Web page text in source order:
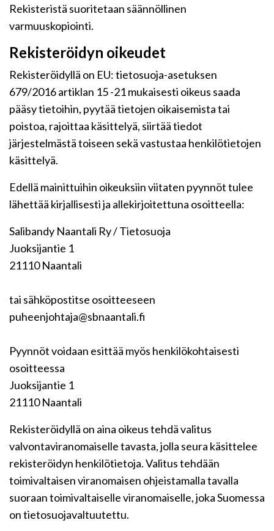
Rekisteristä suoritetaan säännöllinen
varmuuskopiointi.
Rekisteröidyn oikeudet
Rekisteröidyllä on EU: tietosuoja-asetuksen
679/2016 artiklan 15 -21 mukaisesti oikeus saada
pääsy tietoihin, pyytää tietojen oikaisemista tai
poistoa, rajoittaa käsittelyä, siirtää tiedot
järjestelmästä toiseen sekä vastustaa henkilötietojen
käsittelyä.
Edellä mainittuihin oikeuksiin viitaten pyynnöt tulee
lähettää kirjallisesti ja allekirjoitettuna osoitteella:
Salibandy Naantali Ry / Tietosuoja
Juoksijantie 1
21110 Naantali
tai sähköpostitse osoitteeseen
puheenjohtaja@sbnaantali.fi
Pyynnöt voidaan esittää myös henkilökohtaisesti
osoitteessa
Juoksijantie 1
21110 Naantali
Rekisteröidyllä on aina oikeus tehdä valitus
valvontaviranomaiselle tavasta, jolla seura käsittelee
rekisteröidyn henkilötietoja. Valitus tehdään
toimivaltaisen viranomaisen ohjeistamalla tavalla
suoraan toimivaltaiselle viranomaiselle, joka Suomessa
on tietosuojavaltuutettu.